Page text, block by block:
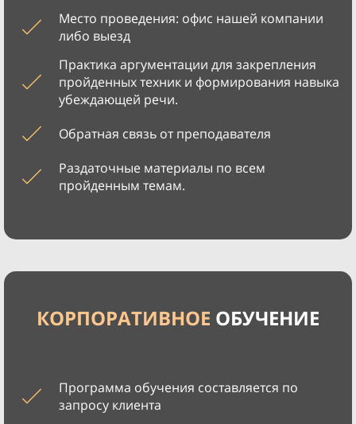
Место проведения: офис нашей компании
либо выезд
Практика аргументации для закрепления
пройденных техник и формирования навыка
убеждающей речи.
Обратная связь от преподавателя
Раздаточные материалы по всем
пройденным темам.
КОРПОРАТИВНОЕ ОБУЧЕНИЕ
Программа обучения составляется по
запросу клиента